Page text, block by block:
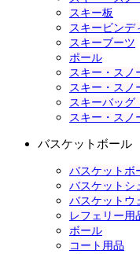
スキー板
スキービンデ
スキーブーツ
ポール
スキー・スノ
スキー・スノ
スキーバッグ
スキー・スノ
バスケットボール
バスケットボ
バスケットシ
バスケットウ
レフェリー用
ボール
コート用品